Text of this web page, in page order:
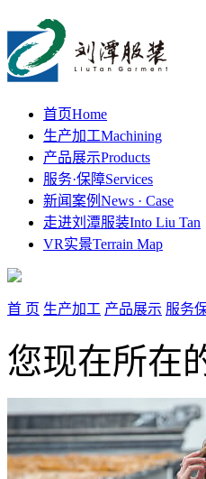
首页Home
生产加工Machining
产品展示Products
服务·保障Services
新闻案例 News · Case
走进刘潭服装Into Liu Tan
VR实景Terrain Map
首 页 生产加工 产品展示 服务
您现在所在